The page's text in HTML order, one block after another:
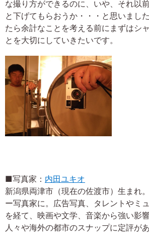
な撮り方ができるのに、いや、それ以
と下げてもらおうか・・・と思いまし
たら余計なことを考える前にまずはシ
とを大切にしていきたいです。
■写真家： 内田ユキオ
新潟県両津市（現在の佐渡市）生まれ
ー写真家に。広告写真、タレントやミ
を経て、映画や文学、音楽から強い影
人々や海外の都市のスナップに定評が